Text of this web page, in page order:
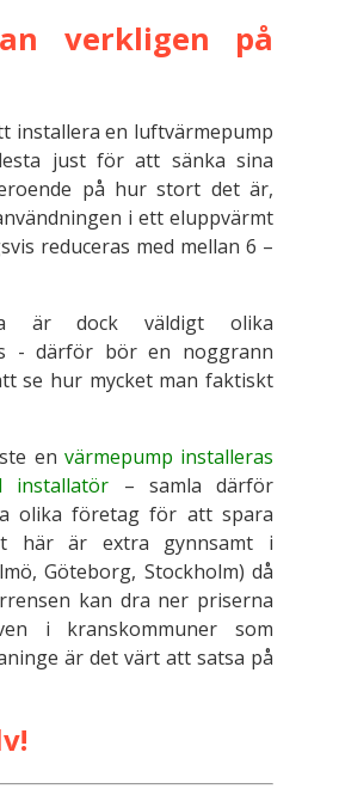
verkligen på
installera en luftvärmepump
just för att sänka sina
på hur stort det är,
i ett eluppvärmt
reduceras med mellan 6 –
är dock väldigt olika
- därför bör en noggrann
se hur mycket man faktiskt
en värmepump installeras
installatör – samla därför
olika företag för att spara
här är extra gynnsamt i
Göteborg, Stockholm) då
kan dra ner priserna
i kranskommuner som
är det värt att satsa på